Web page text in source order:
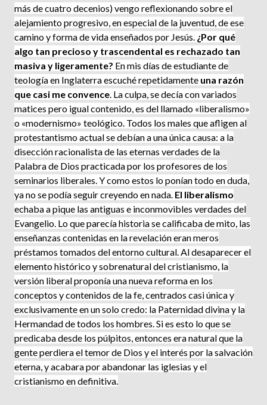
más de cuatro decenios) vengo reflexio­nando sobre el
alejamiento progresivo, en especial de la juventud, de ese
camino y forma de vida enseñados por Jesús. ¿Por qué
algo tan precioso y trascendental es rechazado tan
masiva y ligeramente? En mis días de estudiante de
teología en Inglaterra escuché repetidamente una razón
que casi me convence . La culpa, se decía con variados
matices pero igual contenido, es del llamado «liberalismo»
o «modernismo» teológico. Todos los males que afligen al
protestantismo ac­tual se debían a una única causa: a la
disección racionalista de las eternas verdades de la
Palabra de Dios practicada por los profesores de los
seminarios liberales. Y como estos lo ponían todo en duda,
ya no se podía seguir creyendo en nada. El liberalismo
echaba a pique las antiguas e inconmovibles verdades del
Evangelio. Lo que parecía historia se calificaba de mito, las
enseñanzas contenidas en la revelación eran meros
préstamos tomados del entorno cultural. Al desaparecer el
elemento histórico y sobrenatural del cristianismo, la
versión liberal proponía una nueva reforma en los
conceptos y contenidos de la fe, centrados casi única y
exclusivamente en un solo credo: la Paternidad divina y la
Hermandad de todos los hombres. Si es esto lo que se
predicaba desde los púlpitos, entonces era natural que la
gente perdiera el temor de Dios y el interés por la salvación
eterna, y acabara por abandonar las iglesias y el
cristianismo en definitiva.